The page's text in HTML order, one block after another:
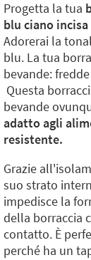
Progetta la tua
blu ciano
Adorerai la
blu. La tua
bevande:
Questa
bevande
adatto agli
resistente.
Grazie
suo strato
impedisce la
della borraccia
contatto. È
perché ha un